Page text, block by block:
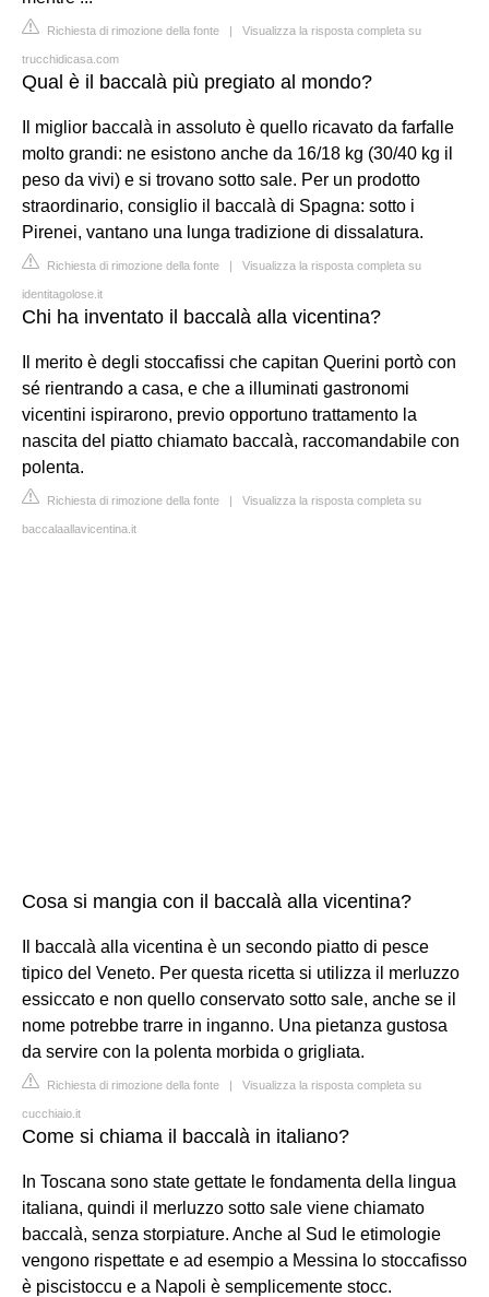
Richiesta di rimozione della fonte | Visualizza la risposta completa su
trucchidicasa.com
Qual è il baccalà più pregiato al mondo?
Il miglior baccalà in assoluto è quello ricavato da farfalle
molto grandi: ne esistono anche da 16/18 kg (30/40 kg il
peso da vivi) e si trovano sotto sale. Per un prodotto
straordinario, consiglio il baccalà di Spagna: sotto i
Pirenei, vantano una lunga tradizione di dissalatura.
Richiesta di rimozione della fonte | Visualizza la risposta completa su
identitagolose.it
Chi ha inventato il baccalà alla vicentina?
Il merito è degli stoccafissi che capitan Querini portò con
sé rientrando a casa, e che a illuminati gastronomi
vicentini ispirarono, previo opportuno trattamento la
nascita del piatto chiamato baccalà, raccomandabile con
polenta.
Richiesta di rimozione della fonte | Visualizza la risposta completa su
baccalaallavicentina.it
Cosa si mangia con il baccalà alla vicentina?
Il baccalà alla vicentina è un secondo piatto di pesce
tipico del Veneto. Per questa ricetta si utilizza il merluzzo
essiccato e non quello conservato sotto sale, anche se il
nome potrebbe trarre in inganno. Una pietanza gustosa
da servire con la polenta morbida o grigliata.
Richiesta di rimozione della fonte | Visualizza la risposta completa su
cucchiaio.it
Come si chiama il baccalà in italiano?
In Toscana sono state gettate le fondamenta della lingua
italiana, quindi il merluzzo sotto sale viene chiamato
baccalà, senza storpiature. Anche al Sud le etimologie
vengono rispettate e ad esempio a Messina lo stoccafisso
è piscistoccu e a Napoli è semplicemente stocc.